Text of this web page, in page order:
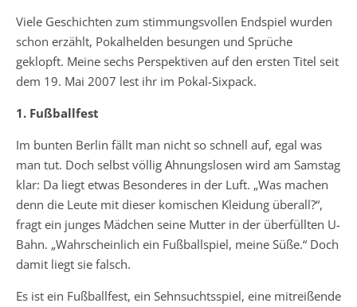
Viele Geschichten zum stimmungsvollen Endspiel wurden
schon erzählt, Pokalhelden besungen und Sprüche
geklopft. Meine sechs Perspektiven auf den ersten Titel seit
dem 19. Mai 2007 lest ihr im Pokal-Sixpack.
1. Fußballfest
Im bunten Berlin fällt man nicht so schnell auf, egal was
man tut. Doch selbst völlig Ahnungslosen wird am Samstag
klar: Da liegt etwas Besonderes in der Luft. „Was machen
denn die Leute mit dieser komischen Kleidung überall?“,
fragt ein junges Mädchen seine Mutter in der überfüllten U-
Bahn. „Wahrscheinlich ein Fußballspiel, meine Süße.“ Doch
damit liegt sie falsch.
Es ist ein Fußballfest, ein Sehnsuchtsspiel, eine mitreißende